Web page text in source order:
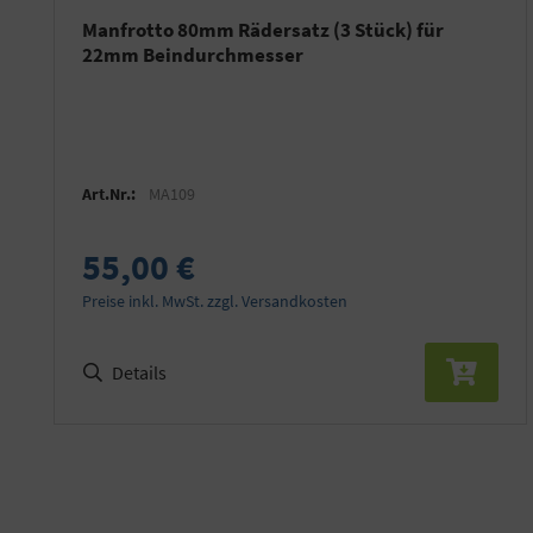
Manfrotto 80mm Rädersatz (3 Stück) für
22mm Beindurchmesser
Art.Nr.: MA109
55,00 €
Preise inkl. MwSt. zzgl. Versandkosten
Details